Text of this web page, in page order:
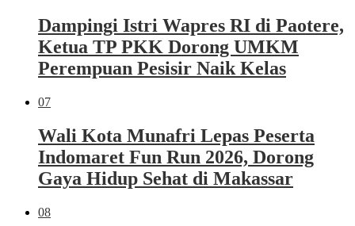
Dampingi Istri Wapres RI di Paotere,
Ketua TP PKK Dorong UMKM
Perempuan Pesisir Naik Kelas
07
Wali Kota Munafri Lepas Peserta
Indomaret Fun Run 2026, Dorong
Gaya Hidup Sehat di Makassar
08